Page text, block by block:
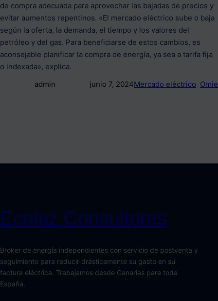
de compra adecuada para aprovechar las bajadas de precios y
evitar aumentos repentinos. «El mercado eléctrico sube o baja
según la oferta, la demanda, el tiempo y los valores del
petróleo y del gas. Para beneficiarse de estos cambios, es
aconsejable planificar la compra de energía, ya sea a tarifa fija
o indexada», explica.
admin
junio 7, 2024Mercado eléctrico, Omie
Ecoluz Consultores
Broker de energía independientes con servicio de postventa y
seguimiento para reducir drásticamente su gasto en su
factura eléctrica. Trabajamos desde Canarias para toda
España.